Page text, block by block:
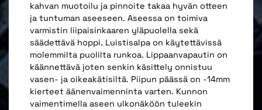
kahvan muotoilu ja pinnoite takaa hyvän otteen
ja tuntuman aseeseen. Aseessa on toimiva
varmistin liipaisinkaaren yläpuolella sekä
säädettävä hoppi. Luistisalpa on käytettävissä
molemmilta puolilta runkoa. Lippaanvapautin on
käännettävä joten senkin käsittely onnistuu
vasen- ja oikeakätisiltä. Piipun päässä on -14mm
kierteet äänenvaimenninta varten. Kunnon
vaimentimella aseen ulkonäköön tuleekin